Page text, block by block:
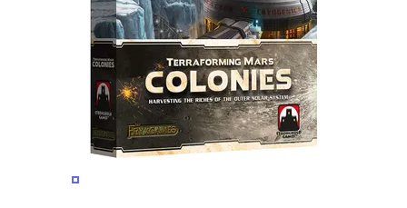
PROMENITE UGAO GLEDANJA